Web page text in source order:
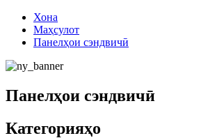
Хона
Маҳсулот
Панелҳои сэндвичӣ
Панелҳои сэндвичӣ
Категорияҳо